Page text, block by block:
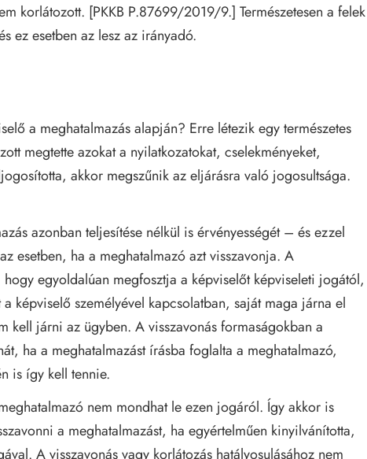
korlátozott. [PKKB P.87699/2019/9.] Természetesen a felek
ez esetben az lesz az irányadó.
a meghatalmazás alapján? Erre létezik egy természetes
megtette azokat a nyilatkozatokat, cselekményeket,
akkor megszűnik az eljárásra való jogosultsága.
azonban teljesítése nélkül is érvényességét – és ezzel
esetben, ha a meghatalmazó azt visszavonja. A
egyoldalúan megfosztja a képviselőt képviseleti jogától,
képviselő személyével kapcsolatban, saját maga járna el
kell járni az ügyben. A visszavonás formaságokban a
ha a meghatalmazást írásba foglalta a meghatalmazó,
is így kell tennie.
nem mondhat le ezen jogáról. Így akkor is
a meghatalmazást, ha egyértelműen kinyilvánította,
A visszavonás vagy korlátozás hatályosulásához nem